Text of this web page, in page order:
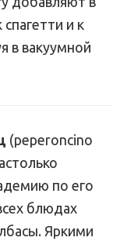
и к
в вакуумной
(peperoncino
по его
блюдах
Яркими